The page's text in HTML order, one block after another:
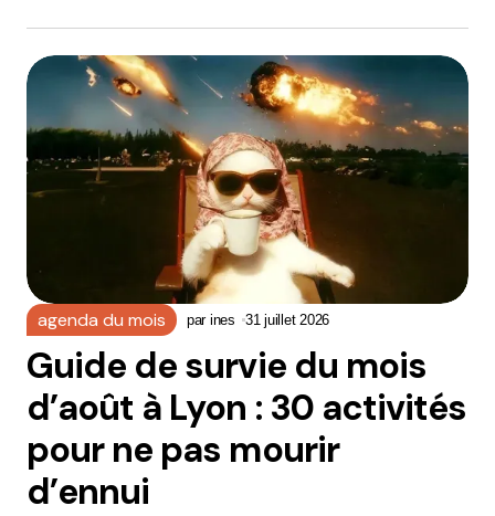
agenda du mois par ines 31 juillet 2026
Guide de survie du mois
d’août à Lyon : 30 activités
pour ne pas mourir
d’ennui